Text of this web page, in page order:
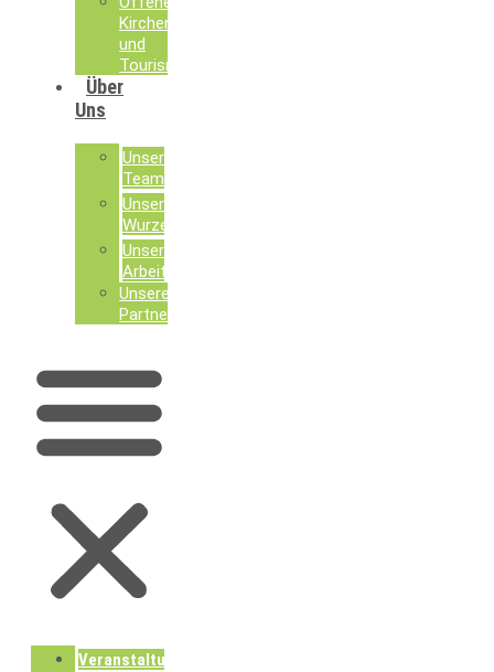
Kirchen
und
Tourismusseelsorge
Über
Uns
Unser
Team
Unsere
Wurzeln
Unsere
Arbeit
Unsere
Partner
Veranstaltungen